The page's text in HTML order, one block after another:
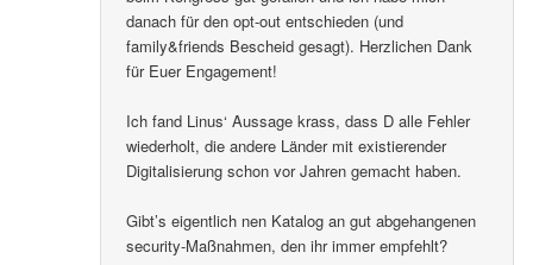
danach für den opt-out entschieden (und
family&friends Bescheid gesagt). Herzlichen Dank
für Euer Engagement!
Ich fand Linus‘ Aussage krass, dass D alle Fehler
wiederholt, die andere Länder mit existierender
Digitalisierung schon vor Jahren gemacht haben.
Gibt’s eigentlich nen Katalog an gut abgehangenen
security-Maßnahmen, den ihr immer empfehlt?